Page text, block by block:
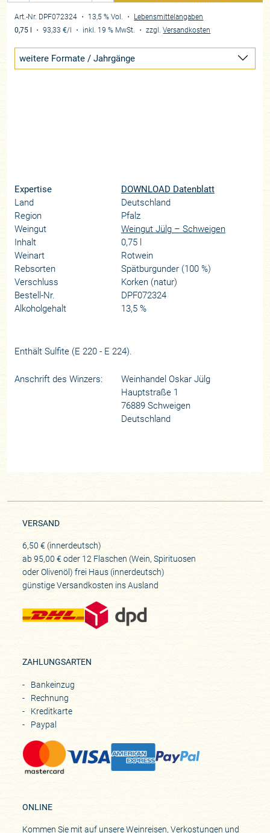
Art.-Nr. DPF072324 ・ 13,5 % Vol. ・ Lebensmittelangaben
0,75 l
・93,33 €/l ・ inkl. 19 % MwSt. ・zzgl.Versandkosten
weitere Formate / Jahrgänge
Expertise
DOWNLOAD Datenblatt
Land
Deutschland
Region
Pfalz
Weingut
Weingut Jülg – Schweigen
Inhalt
0,75 l
Weinart
Rotwein
Rebsorten
Spätburgunder (100 %)
Verschluss
Korken (natur)
Bestell-Nr.
DPF072324
Alkoholgehalt
13,5 %
Enthält Sulfite (E 220 - E 224).
Anschrift des Winzers:
Weinhandel Oskar Jülg
Hauptstraße 1
76889 Schweigen
Deutschland
VERSAND
6,50 € (innerdeutsch)
ab 95,00 € oder 12 Flaschen (Wein, Spirituosen
oder Olivenöl) frei Haus (innerdeutsch)
günstige Versandkosten ins Ausland
ZAHLUNGSARTEN
Bankeinzug
Rechnung
Kreditkarte
Paypal
ONLINE
Kommen Sie mit auf unsere Weinreisen, Verkostungen und